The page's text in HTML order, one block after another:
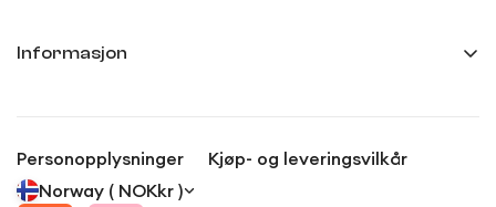
Ordreoversikt
Informasjon
Personvernerklæring
Personopplysninger
Kjøp- og leveringsvilkår
Norway ( NOKkr )